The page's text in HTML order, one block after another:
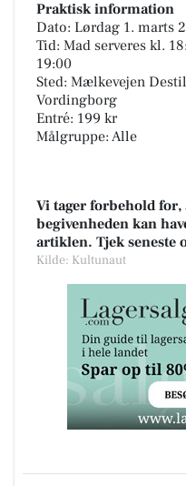
Praktisk information
Dato: Lørdag 1. marts
Tid: Mad serveres kl.
19:00
Sted: Mælkevejen
Vordingborg
Entré: 199 kr
Målgruppe: Alle
Vi tager forbehold
begivenheden kan
artiklen. Tjek seneste
Kilde: Kultunaut